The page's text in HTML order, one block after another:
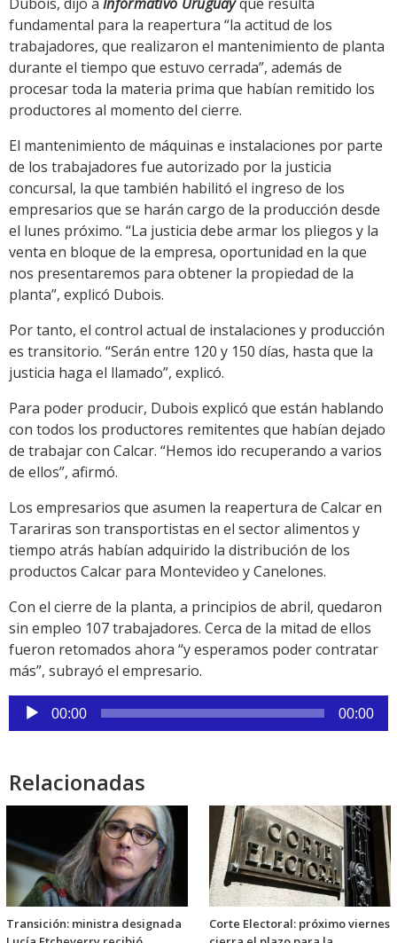
fundamental para la reapertura “la actitud de los
trabajadores, que realizaron el mantenimiento de planta
durante el tiempo que estuvo cerrada”, además de
procesar toda la materia prima que habían remitido los
productores al momento del cierre.
El mantenimiento de máquinas e instalaciones por parte
de los trabajadores fue autorizado por la justicia
concursal, la que también habilitó el ingreso de los
empresarios que se harán cargo de la producción desde
el lunes próximo. “La justicia debe armar los pliegos y la
venta en bloque de la empresa, oportunidad en la que
nos presentaremos para obtener la propiedad de la
planta”, explicó Dubois.
Por tanto, el control actual de instalaciones y producción
es transitorio. “Serán entre 120 y 150 días, hasta que la
justicia haga el llamado”, explicó.
Para poder producir, Dubois explicó que están hablando
con todos los productores remitentes que habían dejado
de trabajar con Calcar. “Hemos ido recuperando a varios
de ellos”, afirmó.
Los empresarios que asumen la reapertura de Calcar en
Tarariras son transportistas en el sector alimentos y
tiempo atrás habían adquirido la distribución de los
productos Calcar para Montevideo y Canelones.
Con el cierre de la planta, a principios de abril, quedaron
sin empleo 107 trabajadores. Cerca de la mitad de ellos
fueron retomados ahora “y esperamos poder contratar
más”, subrayó el empresario.
Reproductor
de
00:00 00:00
Relacionadas
Transición: ministra designada
Corte Electoral: próximo viernes